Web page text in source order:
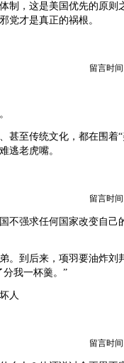
制，这是美国优先的原则
党才是真正的祸根。
留言时间
甚至传统文化，都在围着
逃老虎嘴。
留言时间
不强求任何国家改变自己
。到后来，项羽要油炸刘
分我一杯羹。”
人
留言时间